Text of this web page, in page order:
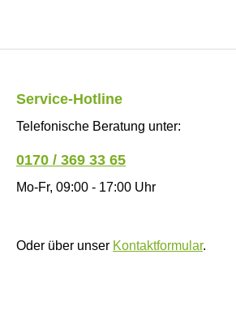
Service-Hotline
Telefonische Beratung unter:
0170 / 369 33 65
Mo-Fr, 09:00 - 17:00 Uhr
Oder über unser Kontaktformular.